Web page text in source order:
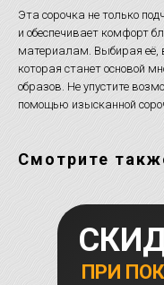
Эта сорочка не только
и обеспечивает комфорт
материалам. Выбирая её,
которая станет основой
образов. Не упустите
помощью изысканной
Смотрите
ПРИ